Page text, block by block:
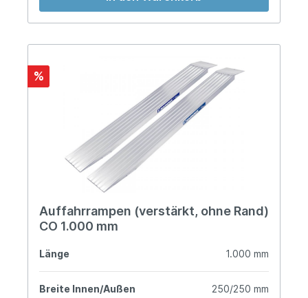
%
Auffahrrampen (verstärkt, ohne Rand)
CO 1.000 mm
Länge 1.000 mm
Breite Innen/Außen 250/250 mm